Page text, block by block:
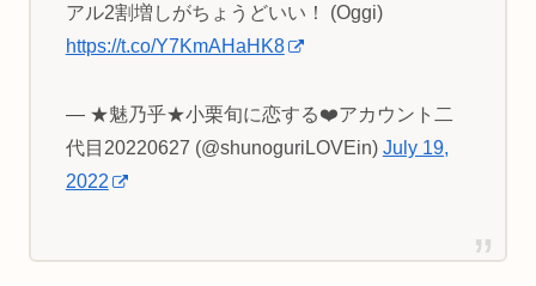
アル2割増しがちょうどいい！ (Oggi)
https://t.co/Y7KmAHaHK8
— ★魅乃乎★小栗旬に恋する❤️アカウント二
代目20220627 (@shunoguriLOVEin) July 19,
2022